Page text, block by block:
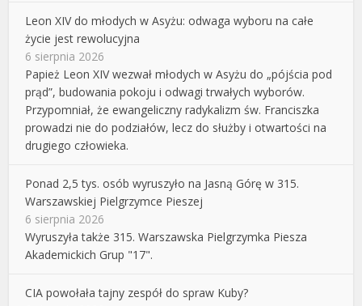
Leon XIV do młodych w Asyżu: odwaga wyboru na całe
życie jest rewolucyjna
6 sierpnia 2026
Papież Leon XIV wezwał młodych w Asyżu do „pójścia pod
prąd”, budowania pokoju i odwagi trwałych wyborów.
Przypomniał, że ewangeliczny radykalizm św. Franciszka
prowadzi nie do podziałów, lecz do służby i otwartości na
drugiego człowieka.
Ponad 2,5 tys. osób wyruszyło na Jasną Górę w 315.
Warszawskiej Pielgrzymce Pieszej
6 sierpnia 2026
Wyruszyła także 315. Warszawska Pielgrzymka Piesza
Akademickich Grup "17".
CIA powołała tajny zespół do spraw Kuby?